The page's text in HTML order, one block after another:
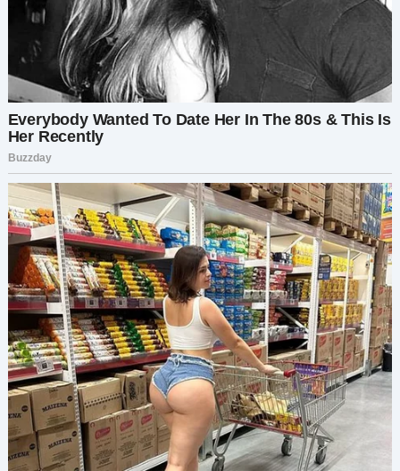
между нами. Я пересказала свой разговор с его
мамой, подчеркнув, как сильно я ценю её
готовность помочь, но также объяснив, почему
я так твёрдо стою на том, чтобы оперативно
реагировать на плач нашего ребёнка.
К моему облегчению, Лёня задумчиво кивнул. «Я
понимаю, — сказал он. — Мне следовало
больше прислушиваться к тебе раньше. Я
просто был застигнут врасплох, потому что
мама казалась обиженной. Но ты права — мы
команда, и нам нужно разбираться с этим
вместе».
Меня захлестнуло облегчение. Впервые за
несколько дней мне показалось, что мы снова
по-настоящему на одной волне.
Неделю спустя моя свекровь пришла снова. На
этот раз, однако, всё пошло иначе. Она пришла,
вооружившись вопросами, а не